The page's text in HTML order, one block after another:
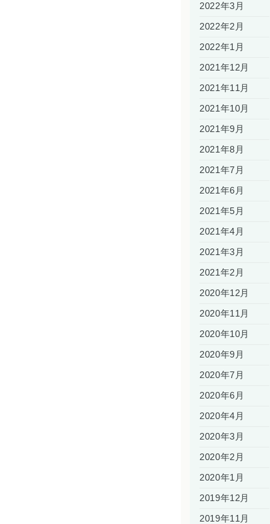
2022年3月
2022年2月
2022年1月
2021年12月
2021年11月
2021年10月
2021年9月
2021年8月
2021年7月
2021年6月
2021年5月
2021年4月
2021年3月
2021年2月
2020年12月
2020年11月
2020年10月
2020年9月
2020年7月
2020年6月
2020年4月
2020年3月
2020年2月
2020年1月
2019年12月
2019年11月